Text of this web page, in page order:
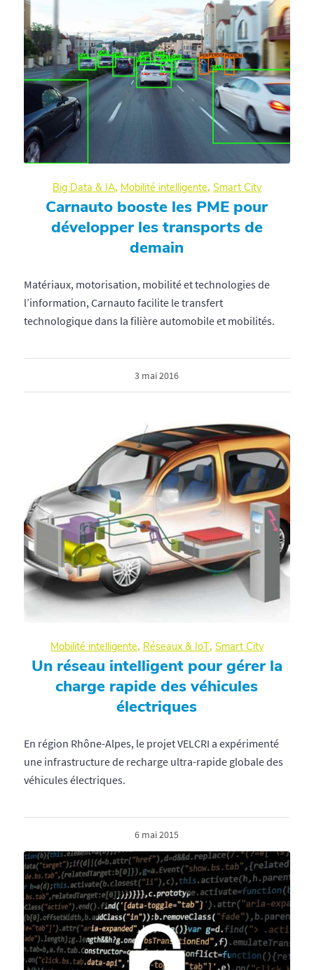
Big Data & IA, Mobilité intelligente, Smart City
Carnauto booste les PME pour
développer les transports de
demain
Matériaux, motorisation, mobilité et technologies de
l’information, Carnauto facilite le transfert
technologique dans la filière automobile et mobilités.
3 mai 2016
Mobilité intelligente, Réseaux & IoT, Smart City
Un réseau intelligent pour gérer la
charge rapide des véhicules
électriques
En région Rhône-Alpes, le projet VELCRI a expérimenté
une infrastructure de recharge ultra-rapide globale des
véhicules électriques.
6 mai 2015